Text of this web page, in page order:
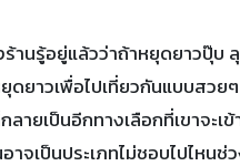
านรู้อยู่แล้วว่าถ้าหยุดยาวปุ๊
ดยาวเพื่อไปเที่ยวกันแบบสว
ายเป็นอีกทางเลือกที่เขาจะเ
เป็นประเภทไม่ชอบไปไหนช่